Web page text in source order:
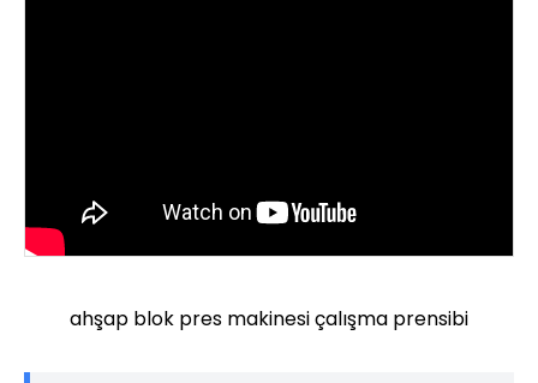
ahşap blok pres makinesi çalışma prensibi